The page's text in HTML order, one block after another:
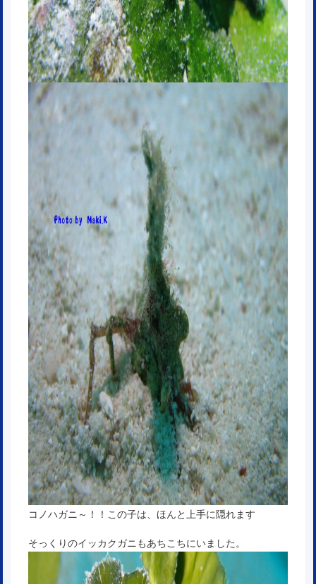
コノハガニ～！！この子は、ほんと上手に隠れます
そっくりのイッカクガニもあちこちにいました。